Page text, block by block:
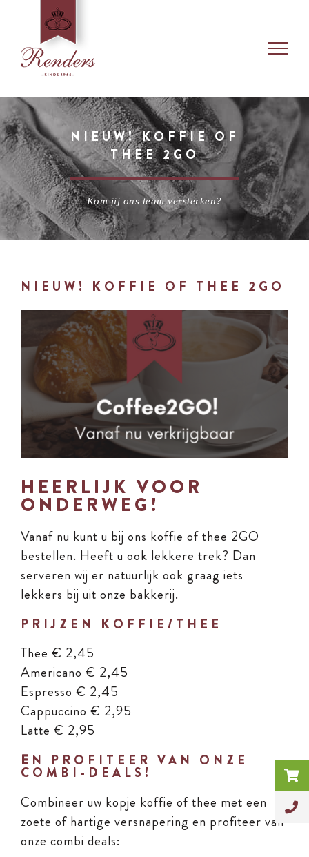
content
NIEUW! KOFFIE OF
THEE 2GO
Kom jij ons team versterken?
NIEUW! KOFFIE OF THEE 2GO
Larger
Image
HEERLIJK VOOR
ONDERWEG!
Vanaf nu kunt u bij ons koffie of thee 2GO
bestellen. Heeft u ook lekkere trek? Dan
serveren wij er natuurlijk ook graag iets
lekkers bij uit onze bakkerij.
PRIJZEN KOFFIE/THEE
Thee € 2,45
Americano € 2,45
Espresso € 2,45
Cappuccino € 2,95
Latte € 2,95
E N PROFITEER VAN ONZE
COMBI-DEALS!
Combineer uw kopje koffie of thee met een
zoete of hartige versnapering en profiteer van
onze combi deals: